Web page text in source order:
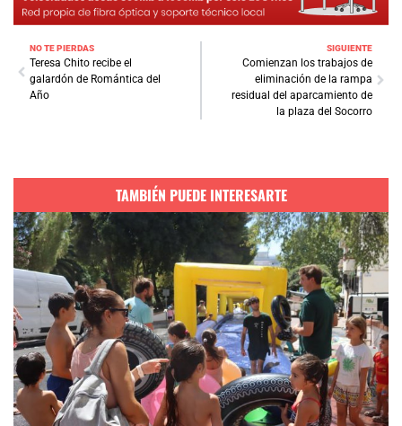
NO TE PIERDAS
Teresa Chito recibe el
galardón de Romántica del
Año
SIGUIENTE
Comienzan los trabajos de
eliminación de la rampa
residual del aparcamiento de
la plaza del Socorro
TAMBIÉN PUEDE INTERESARTE